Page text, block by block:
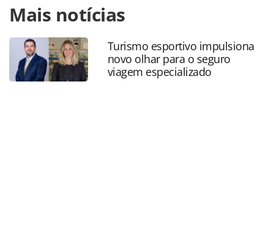
https://www.panrotas.com.br/gente/movimentacao/2022/
ferraz-assume-vhc-na-cvc-corp_186840.html ou as
ferramentas oferecidas na página. Todo o conteúdo
produzido pela PANROTAS Editora é protegido pela
legislação brasileira sobre direito autoral. Não reproduza o
conteúdo sem autorização da PANROTAS Editora
Mais notícias
Turismo esportivo impulsiona
novo olhar para o seguro
viagem especializado